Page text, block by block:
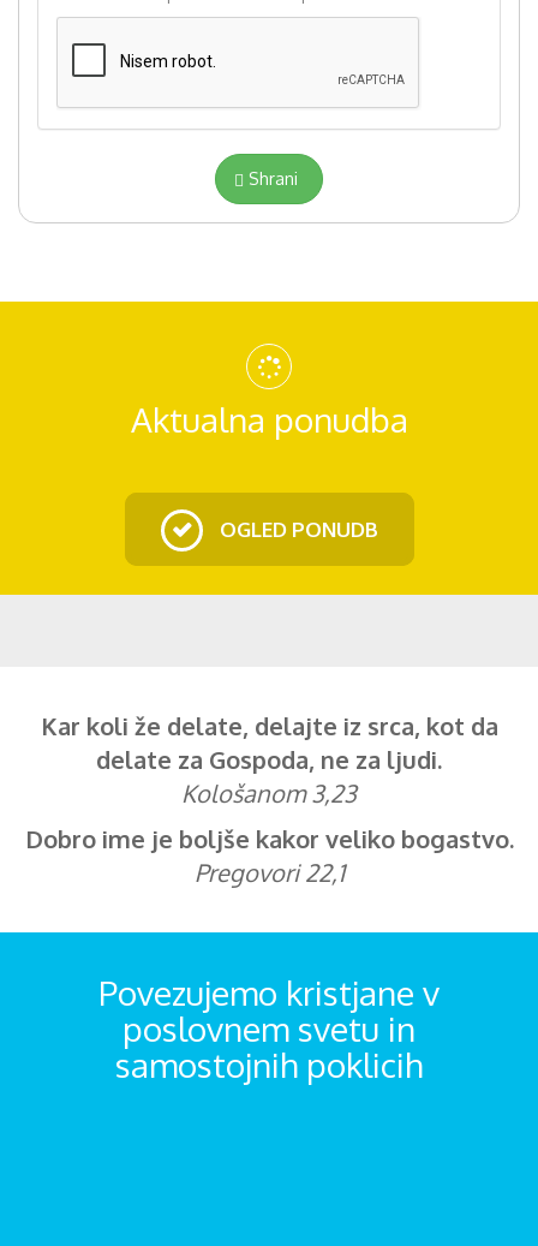
formats
Shrani
Aktualna ponudba
OGLED PONUDB
Kar koli že delate, delajte iz srca, kot da
delate za Gospoda, ne za ljudi.
Kološanom 3,23
Dobro ime je boljše kakor veliko bogastvo.
Pregovori 22,1
Povezujemo kristjane v
poslovnem svetu in
samostojnih poklicih